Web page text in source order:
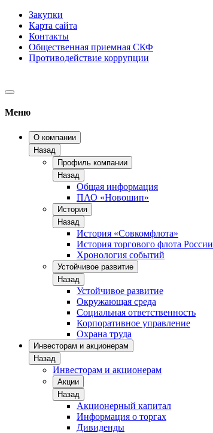
Закупки
Карта сайта
Контакты
Общественная приемная СКФ
Противодействие коррупции
Меню
О компании
Назад
Профиль компании
Назад
Общая информация
ПАО «Новошип»
История
Назад
История «Совкомфлота»
История торгового флота России
Хронология событий
Устойчивое развитие
Назад
Устойчивое развитие
Окружающая среда
Социальная ответственность
Корпоративное управление
Охрана труда
Инвесторам и акционерам
Назад
Инвесторам и акционерам
Акции
Назад
Акционерный капитал
Информация о торгах
Дивиденды